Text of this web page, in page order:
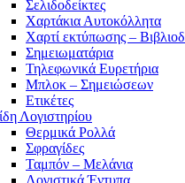
Σελιδοδείκτες
Χαρτάκια Αυτοκόλλητα
Χαρτί εκτύπωσης –
Σημειωματάρια
Τηλεφωνικά Ευρετήρια
Μπλοκ – Σημειώσεων
Ετικέτες
Λογιστηρίου
Θερμικά Ρολλά
Σφραγίδες
Ταμπόν – Μελάνια
Λογιστικά Έντυπα